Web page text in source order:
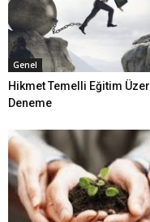
Genel
Hikmet Temelli Eğitim
Deneme